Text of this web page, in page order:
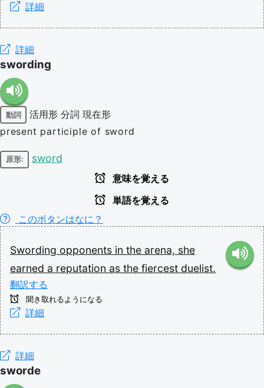
詳細
詳細
swording
動詞 活用形 分詞 現在形
present participle of sword
原形: sword
意味を覚える
単語を覚える
このボタンはなに？
Swording opponents in the arena, she
earned a reputation as the fiercest duelist.
翻訳する
聞き取れるようになる
詳細
詳細
sworde